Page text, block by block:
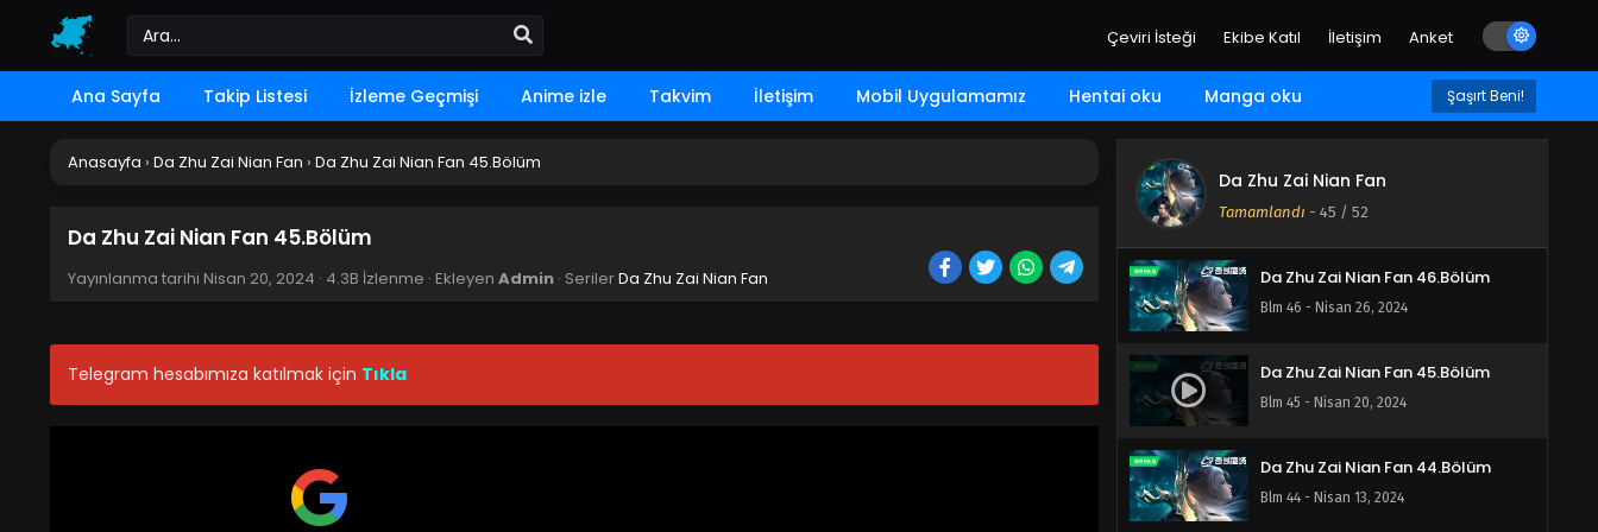
Çeviri İsteği Ekibe Katıl İletişim Anket
Ana Sayfa Takip Listesi İzleme Geçmişi Anime izle Takvim İletişim Mobil Uygulamamız Hentai oku Manga oku Şaşırt Beni!
Anasayfa › Da Zhu Zai Nian Fan › Da Zhu Zai Nian Fan 45.Bölüm
Da Zhu Zai Nian Fan 45.Bölüm
Yayınlanma tarihi Nisan 20, 2024 · 4.3B İzlenme · Ekleyen Admin · SerilerDa Zhu Zai Nian Fan
Telegram hesabımıza katılmak için Tıkla
Da Zhu Zai Nian Fan
Tamamlandı - 45 / 52
Da Zhu Zai Nian Fan 48.Bölüm
Blm 48 - Mayıs 10, 2024
Da Zhu Zai Nian Fan 47.Bölüm
Blm 47 - Mayıs 4, 2024
Da Zhu Zai Nian Fan 46.Bölüm
Blm 46 - Nisan 26, 2024
Da Zhu Zai Nian Fan 45.Bölüm
Blm 45 - Nisan 20, 2024
Da Zhu Zai Nian Fan 44.Bölüm
Blm 44 - Nisan 13, 2024